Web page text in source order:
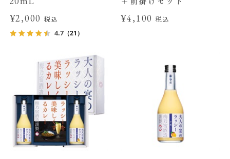
¥2,000税込
4.7（21）
¥4,100 税込